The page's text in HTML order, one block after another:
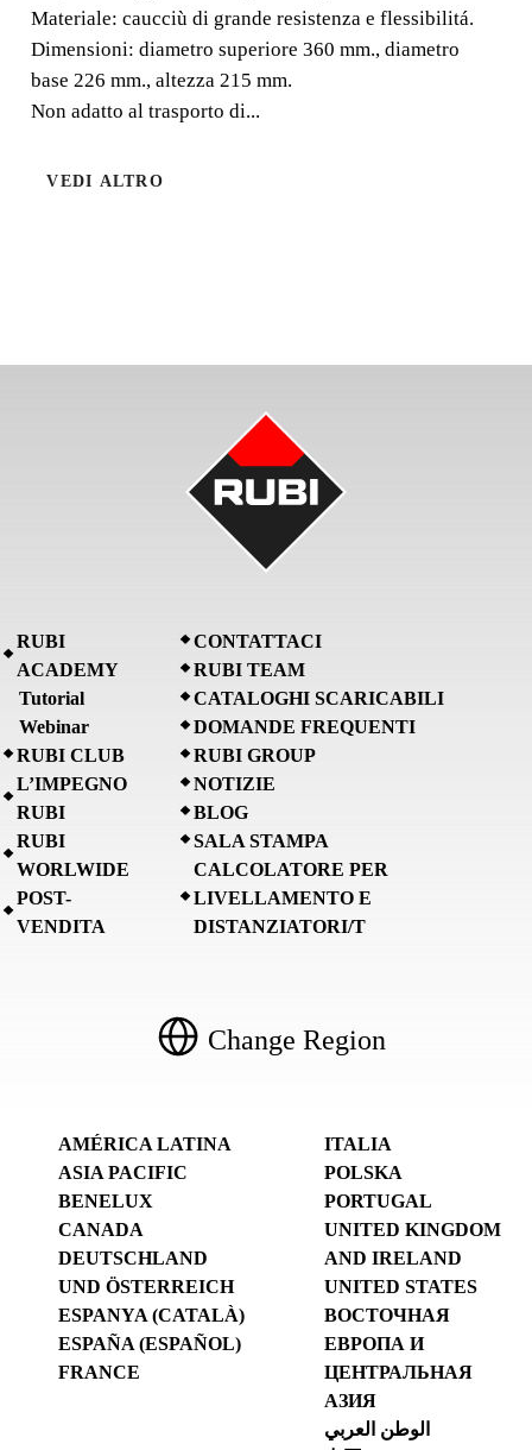
Materiale: caucciù di grande resistenza e flessibilitá.
Dimensioni: diametro superiore 360 mm., diametro
base 226 mm., altezza 215 mm.
Non adatto al trasporto di...
VEDI ALTRO
RUBI
ACADEMY
Tutorial
Webinar
RUBI CLUB
L’IMPEGNO
RUBI
RUBI
WORLWIDE
POST-
VENDITA
CONTATTACI
RUBI TEAM
CATALOGHI SCARICABILI
DOMANDE FREQUENTI
RUBI GROUP
NOTIZIE
BLOG
SALA STAMPA
CALCOLATORE PER
LIVELLAMENTO E
DISTANZIATORI/T
Change Region
AMÉRICA LATINA
ASIA PACIFIC
BENELUX
CANADA
DEUTSCHLAND
UND ÖSTERREICH
ESPANYA (CATALÀ)
ESPAÑA (ESPAÑOL)
FRANCE
ITALIA
POLSKA
PORTUGAL
UNITED KINGDOM
AND IRELAND
UNITED STATES
ВОСТОЧНАЯ
ЕВРОПА И
ЦЕНТРАЛЬНАЯ
АЗИЯ
الوطن العربي